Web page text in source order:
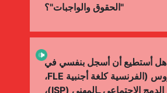
"الحقوق والواجبات"؟
هل أستطيع أن أسجل بنفسي في
دروس (الفرنسية كلغة أجنبية FLE،
الدمج الاجتماعي ـالمهني (ISP)،